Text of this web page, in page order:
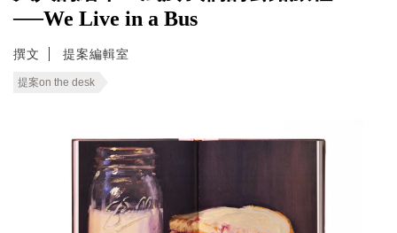
──We Live in a Bus
撰文 提案編輯室
提案on the desk